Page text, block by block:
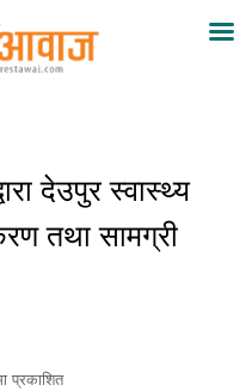
देउपुर स्वास्थ्य
तथा सामग्री